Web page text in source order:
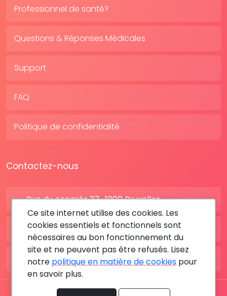
Professionnel de santé?
Questions & Réponses Médicales
Support
FAQ
Politique de confidentialité
Contactez-nous
Rue du congrès 37 , 1000 Bruxelles
BE: +32 28080227
FR: +33 183642895
Ce site internet utilise des cookies. Les
cookies essentiels et fonctionnels sont
nécessaires au bon fonctionnement du
site et ne peuvent pas être refusés. Lisez
notre politique en matière de cookies pour
en savoir plus.